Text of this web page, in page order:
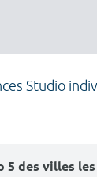
Studio
5 des villes